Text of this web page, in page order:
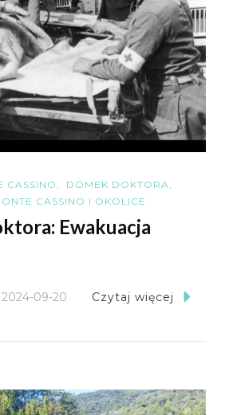
CASSINO
DOMEK DOKTORA
CASSINO I OKOLICE
Ewakuacja
2024-09-20 Czytaj więcej